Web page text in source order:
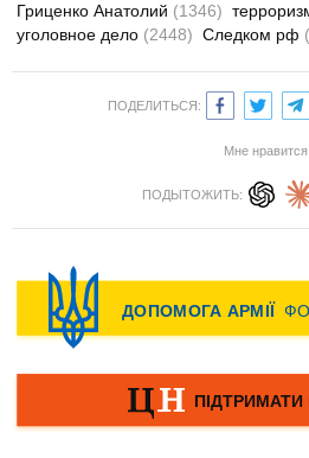
Гриценко Анатолий (1346)
уголовное дело (2448) Следком рф
ПОДЕЛИТЬСЯ:
Мне нравится
ПОДЫТОЖИТЬ: